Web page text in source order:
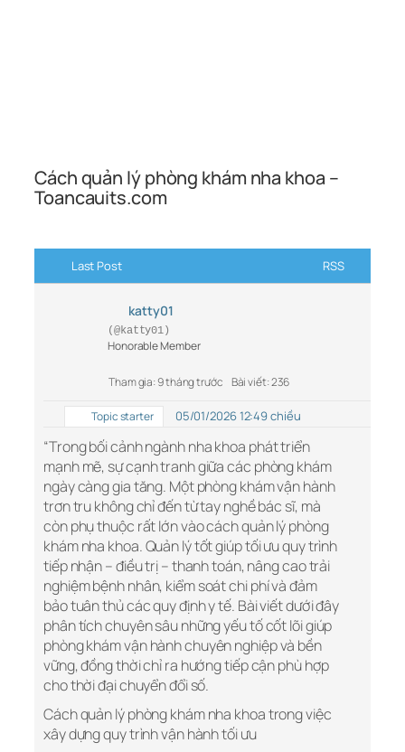
Cách quản lý phòng khám nha khoa –
Toancauits.com
Last Post RSS
katty01
(@katty01)
Honorable Member
Tham gia: 9 tháng trước Bài viết: 236
Topic starter 05/01/2026 12:49 chiều
“Trong bối cảnh ngành nha khoa phát triển
mạnh mẽ, sự cạnh tranh giữa các phòng khám
ngày càng gia tăng. Một phòng khám vận hành
trơn tru không chỉ đến từ tay nghề bác sĩ, mà
còn phụ thuộc rất lớn vào cách quản lý phòng
khám nha khoa. Quản lý tốt giúp tối ưu quy trình
tiếp nhận – điều trị – thanh toán, nâng cao trải
nghiệm bệnh nhân, kiểm soát chi phí và đảm
bảo tuân thủ các quy định y tế. Bài viết dưới đây
phân tích chuyên sâu những yếu tố cốt lõi giúp
phòng khám vận hành chuyên nghiệp và bền
vững, đồng thời chỉ ra hướng tiếp cận phù hợp
cho thời đại chuyển đổi số.
Cách quản lý phòng khám nha khoa trong việc
xây dựng quy trình vận hành tối ưu